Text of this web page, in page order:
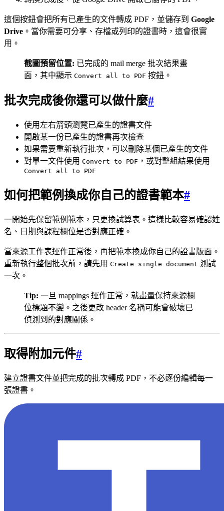
這個按鈕會把所有已產生的文件轉成 PDF，並儲存到 Google
Drive 。當你需要可分享、存檔或列印的證書時，這會很實
用。
截圖預留位置: 已完成的 mail merge 批次結果畫
面，其中顯示 Convert all to PDF 按鈕。
批次完成後你還可以做什麼#
使用左右箭頭瀏覽已產生的證書文件
開啟某一份已產生的證書再次檢查
如果需要重新執行批次，可以刪除某個已產生的文件
對單一文件使用 Convert to PDF ，或對整組結果使用
Convert all to PDF
如何把範例換成你自己的證書範本#
一開始先保留範例範本，只更換試算表。這樣比較容易確認姓
名、日期與課程欄位是否對應正確。
當來源工作表運作正常後，再把範本換成你自己的證書版面。
重新執行整個批次前，請先用 Create single document 測試
一次。
Tip: 一旦 mappings 運作正常，就盡量保持來源欄
位標題不變。之後更改 header 名稱可能會破壞已
偵測到的對應關係。
取得附加元件#
建立證書文件並把完成的批次轉成 PDF，不必逐份編輯每一
張證書。